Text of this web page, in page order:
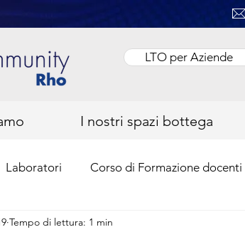
LTO per Aziende
I nostri spazi bottega
Laboratori Corso di Formazione docenti
Tempo di lettura: 1 min